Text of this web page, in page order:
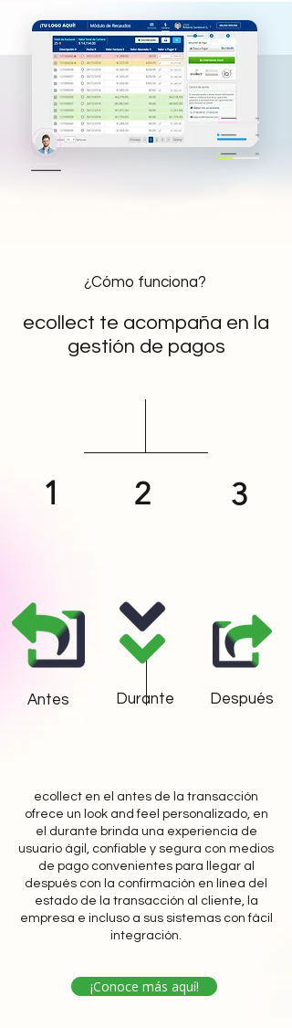
¿Cómo funciona?
ecollect te acompaña en la
gestión de pagos
1 2 3
Antes Durante Después
ecollect en el antes de la transacción
ofrece un look and feel personalizado, en
el durante brinda una experiencia de
usuario ágil, confiable y segura con medios
de pago convenientes para llegar al
después con la confirmación en línea del
estado de la transacción al cliente, la
empresa e incluso a sus sistemas con fácil
integración.
¡Conoce más aquí!